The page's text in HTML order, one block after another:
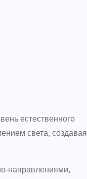
естественного
света, создавая
направлениями,